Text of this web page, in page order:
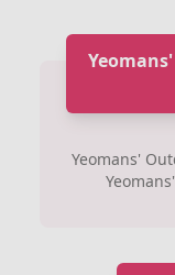
Yeomans'